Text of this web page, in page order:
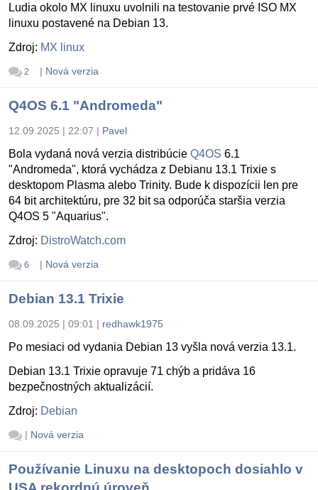
Ludia okolo MX linuxu uvolnili na testovanie prvé ISO MX
linuxu postavené na Debian 13.
Zdroj: MX linux
2 | Nová verzia
Q4OS 6.1 "Andromeda"
12.09.2025 | 22:07 | Pavel
Bola vydaná nová verzia distribúcie Q4OS 6.1
"Andromeda", ktorá vychádza z Debianu 13.1 Trixie s
desktopom Plasma alebo Trinity. Bude k dispozícii len pre
64 bit architektúru, pre 32 bit sa odporúča staršia verzia
Q4OS 5 "Aquarius".
Zdroj: DistroWatch.com
6 | Nová verzia
Debian 13.1 Trixie
08.09.2025 | 09:01 | redhawk1975
Po mesiaci od vydania Debian 13 vyšla nová verzia 13.1.
Debian 13.1 Trixie opravuje 71 chýb a pridáva 16
bezpečnostných aktualizácií.
Zdroj: Debian
| Nová verzia
Používanie Linuxu na desktopoch dosiahlo v